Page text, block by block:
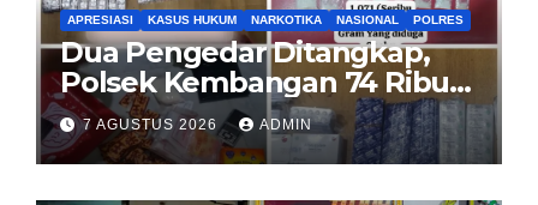
APRESIASI KASUS HUKUM NARKOTIKA NASIONAL POLRES
Dua Pengedar Ditangkap,
Polsek Kembangan 74 Ribu
Obat Keras, Sabu Hingga
Puluhan Vape Etomidate
Diamankan
7 AGUSTUS 2026 ADMIN